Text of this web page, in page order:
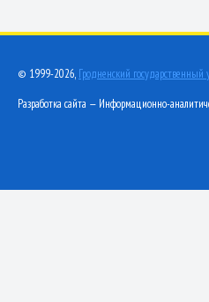
© 1999-2026, Гродненский
Разработка сайта — Информационно-